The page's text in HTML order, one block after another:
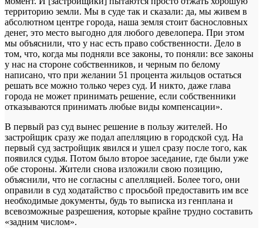
территорию земли. Мы в суде так и сказали: да, мы живем в
абсолютном центре города, наша земля стоит баснословных
денег, это место выгодно для любого девелопера. При этом
мы объяснили, что у нас есть право собственности. Дело в
том, что, когда мы подняли все законы, то поняли: все законы
у нас на стороне собственников, и черным по белому
написано, что при желании 51 процента жильцов остаться
решать все можно только через суд. И никто, даже глава
города не может принимать решение, если собственники
отказываются принимать любые виды компенсации».
В первый раз суд вынес решение в пользу жителей. Но
застройщик сразу же подал апелляцию в городской суд. На
первый суд застройщик явился и ушел сразу после того, как
появился судья. Потом было второе заседание, где были уже
обе стороны. Жители снова изложили свою позицию,
объяснили, что не согласны с апелляцией. Более того, они
оправили в суд ходатайство с просьбой предоставить им все
необходимые документы, будь то выписка из генплана и
всевозможные разрешения, которые крайне трудно составить
«задним числом».